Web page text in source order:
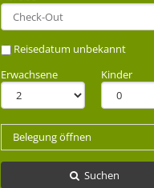
Reisedatum unbekannt
Erwachsene
Kinder
Belegung öffnen
Suchen